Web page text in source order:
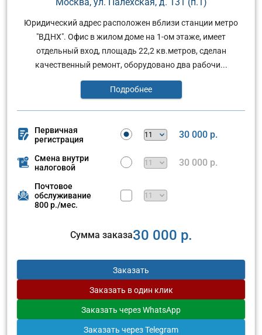
Юридический адрес расположен вблизи станции метро
"ВДНХ". Офис в жилом доме на 1-ом этаже, имеет
отдельный вход, площадь 22,2 кв.метров, сделан
качественный ремонт, оборудовано два рабочи...
Подробнее
Первичная
регистрация
30 000 р.
Смена внутри
налоговой
30 000 р.
Почтовое
обслуживание
800 р./мес.
Сумма заказа30 000 р.
Заказать
Заказать в один клик
Заказать через WhatsApp
Заказать через Telegram